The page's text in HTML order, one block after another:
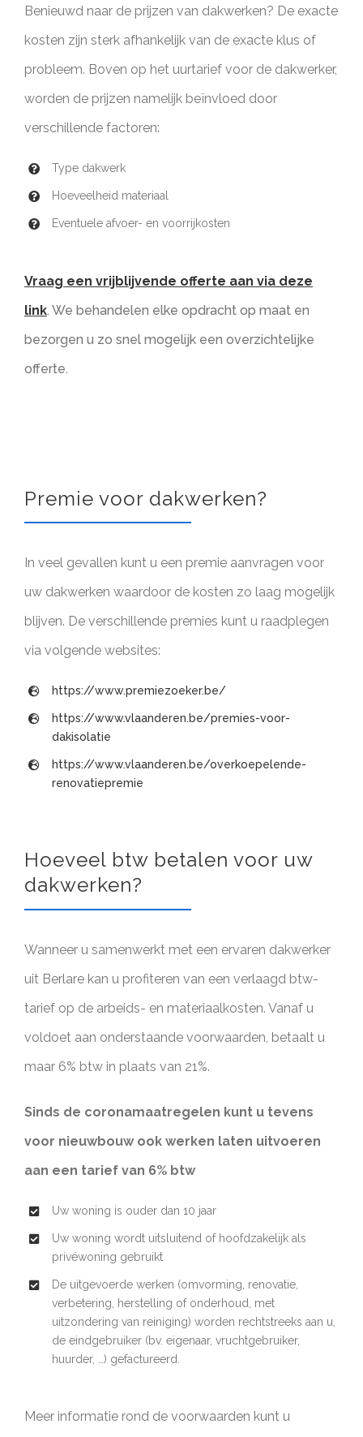
Benieuwd naar de prijzen van dakwerken? De exacte
kosten zijn sterk afhankelijk van de exacte klus of
probleem. Boven op het uurtarief voor de dakwerker,
worden de prijzen namelijk beïnvloed door
verschillende factoren:
Type dakwerk
Hoeveelheid materiaal
Eventuele afvoer- en voorrijkosten
Vraag een vrijblijvende offerte aan via deze
link. We behandelen elke opdracht op maat en
bezorgen u zo snel mogelijk een overzichtelijke
offerte.
Premie voor dakwerken?
In veel gevallen kunt u een premie aanvragen voor
uw dakwerken waardoor de kosten zo laag mogelijk
blijven. De verschillende premies kunt u raadplegen
via volgende websites:
https://www.premiezoeker.be/
https://www.vlaanderen.be/premies-voor-
dakisolatie
https://www.vlaanderen.be/overkoepelende-
renovatiepremie
Hoeveel btw betalen voor uw
dakwerken?
Wanneer u samenwerkt met een ervaren dakwerker
uit Berlare kan u profiteren van een verlaagd btw-
tarief op de arbeids- en materiaalkosten. Vanaf u
voldoet aan onderstaande voorwaarden, betaalt u
maar 6% btw in plaats van 21%.
Sinds de coronamaatregelen kunt u tevens
voor nieuwbouw ook werken laten uitvoeren
aan een tarief van 6% btw
Uw woning is ouder dan 10 jaar
Uw woning wordt uitsluitend of hoofdzakelijk als
privéwoning gebruikt
De uitgevoerde werken (omvorming, renovatie,
verbetering, herstelling of onderhoud, met
uitzondering van reiniging) worden rechtstreeks aan u,
de eindgebruiker (bv. eigenaar, vruchtgebruiker,
huurder, …) gefactureerd.
Meer informatie rond de voorwaarden kunt u